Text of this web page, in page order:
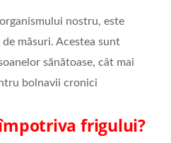
nostru, este
măsuri. Acestea sunt
sănătoase, cât mai
bolnavii cronici
frigului?